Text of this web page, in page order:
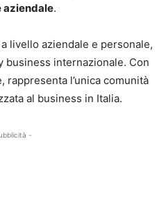
aziendale.
livello aziendale e personale,
business internazionale. Con
l’unica comunità
al business in Italia.
-